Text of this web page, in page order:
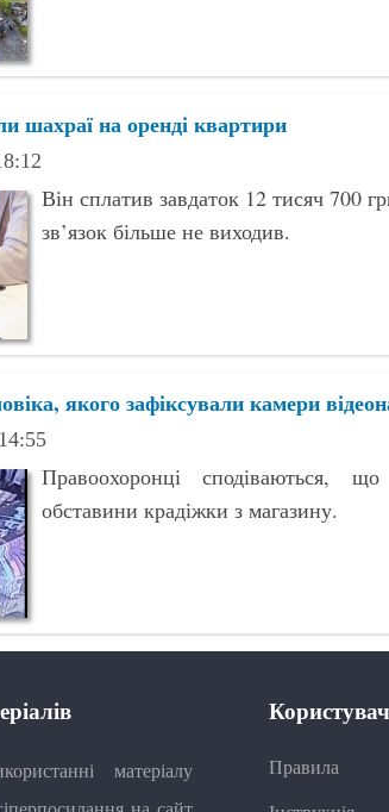
шахраї на оренді квартири
Він сплатив завдаток 12 тисяч 700
зв’язок більше не виходив.
якого зафіксували камери
Правоохоронці сподіваються,
обставини крадіжки з магазину.
матеріалу
Правила